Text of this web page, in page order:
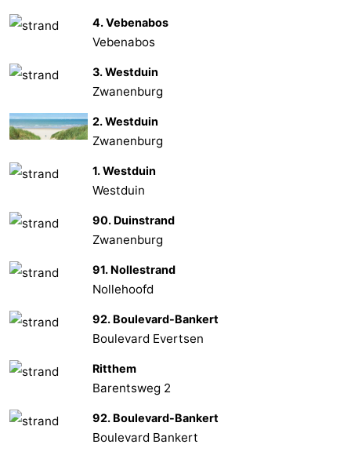
bos
Middelburg
Zeeuws-
Vlaanderen
-
Sluis
-
Cadzand
-
Zwin
4. Vebenabos
Vebenabos
3. Westduin
Zwanenburg
2. Westduin
Zwanenburg
1. Westduin
Westduin
90. Duinstrand
Zwanenburg
91. Nollestrand
Nollehoofd
92. Boulevard-Bankert
Boulevard Evertsen
Ritthem
Barentsweg 2
92. Boulevard-Bankert
Boulevard Bankert